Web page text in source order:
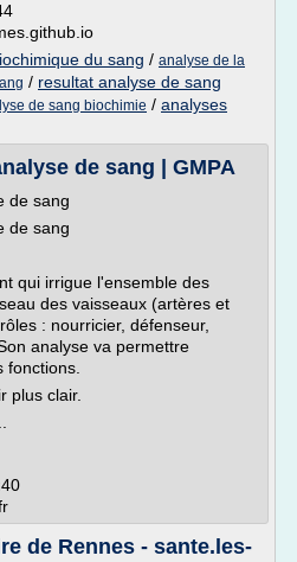
du sang / analyse de la
/ resultat analyse de sang
de sang biochimie / analyses
de sang | GMPA
de sang
de sang
qui irrigue l'ensemble des
des vaisseaux (artères et
: nourricier, défenseur,
analyse va permettre
fonctions.
plus clair.
de Rennes - sante.les-